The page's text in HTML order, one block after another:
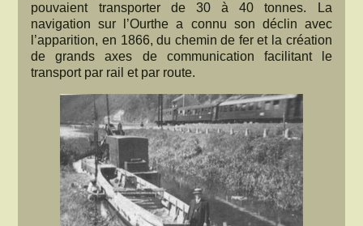
pouvaient transporter de 30 à 40 tonnes. La
navigation sur l’Ourthe a connu son déclin avec
l’apparition, en 1866, du chemin de fer et la création
de grands axes de communication facilitant le
transport par rail et par route.